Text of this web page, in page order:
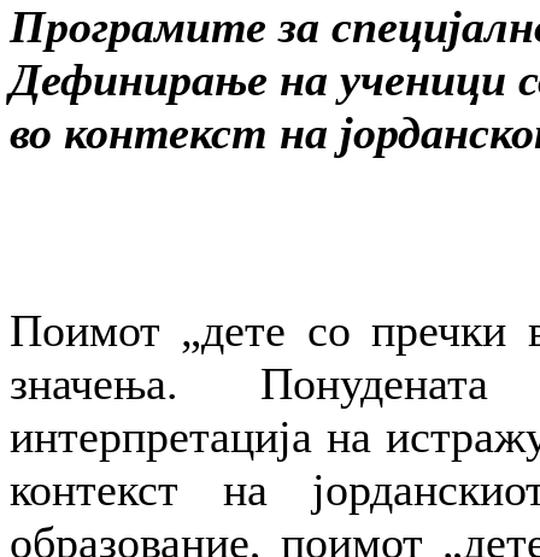
Програмите за
Дефинирање на ученици
во контекст на
Поимот „дете со пречки
значења.
интерпретација на
контекст на
образование, поимот